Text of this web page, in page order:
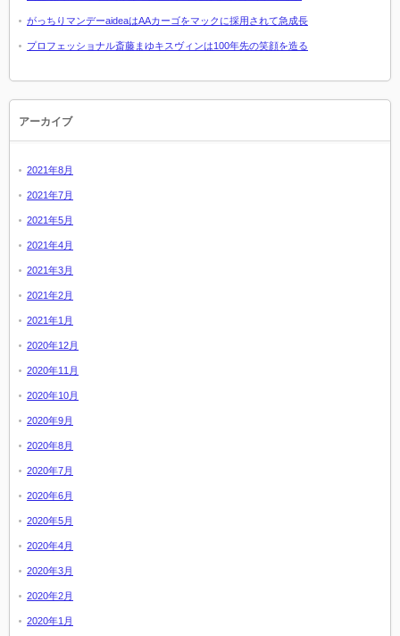
がっちりマンデーaideaはAAカーゴをマックに採用されて急成長
プロフェッショナル斎藤まゆキスヴィンは100年先の笑顔を造る
アーカイブ
2021年8月
2021年7月
2021年5月
2021年4月
2021年3月
2021年2月
2021年1月
2020年12月
2020年11月
2020年10月
2020年9月
2020年8月
2020年7月
2020年6月
2020年5月
2020年4月
2020年3月
2020年2月
2020年1月